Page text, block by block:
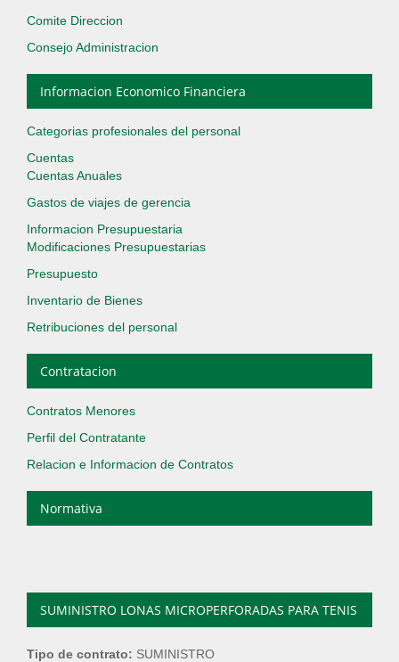
Comite Direccion
Consejo Administracion
Informacion Economico Financiera
Categorias profesionales del personal
Cuentas
Cuentas Anuales
Gastos de viajes de gerencia
Informacion Presupuestaria
Modificaciones Presupuestarias
Presupuesto
Inventario de Bienes
Retribuciones del personal
Contratacion
Contratos Menores
Perfil del Contratante
Relacion e Informacion de Contratos
Normativa
SUMINISTRO LONAS MICROPERFORADAS PARA TENIS
Tipo de contrato: SUMINISTRO